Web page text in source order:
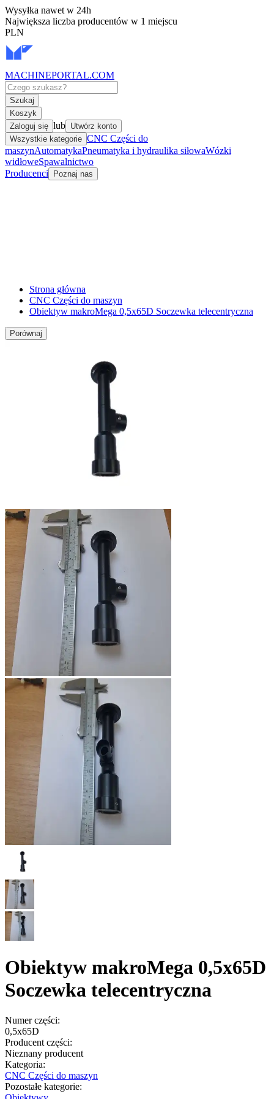
Wysyłka nawet w 24h
Największa liczba producentów w 1 miejscu
PLN
MACHINEPORTAL.COM
Szukaj
Koszyk
Zaloguj się lub Utwórz konto
Wszystkie kategorie CNC Części do
maszynAutomatykaPneumatyka i hydraulika siłowaWózki
widłoweSpawalnictwo
Producenci
Poznaj nas
Strona główna
CNC Części do maszyn
Obiektyw makroMega 0,5x65D Soczewka telecentryczna
Porównaj
Obiektyw makroMega 0,5x65D
Soczewka telecentryczna
Numer części:
0,5x65D
Producent części:
Nieznany producent
Kategoria:
CNC Części do maszyn
Pozostałe kategorie: